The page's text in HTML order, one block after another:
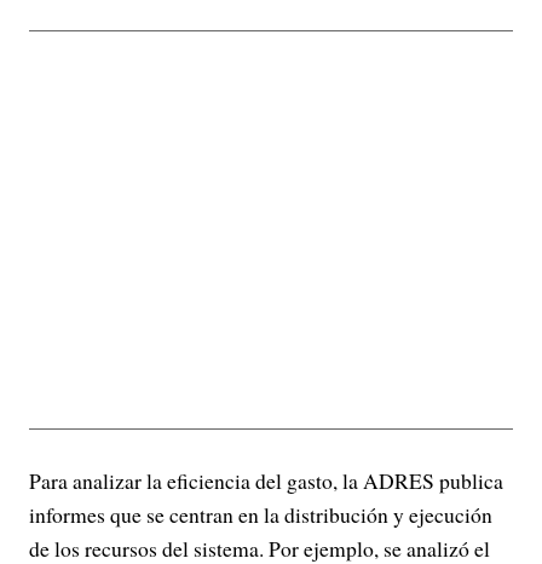
Para analizar la eficiencia del gasto, la ADRES publica
informes que se centran en la distribución y ejecución
de los recursos del sistema. Por ejemplo, se analizó el